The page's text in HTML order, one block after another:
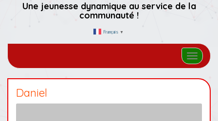
Une jeunesse dynamique au service de la
communauté !
Français ▼
Afficher/
Daniel